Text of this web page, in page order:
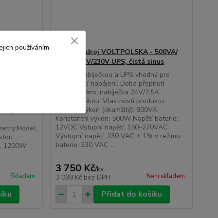
pro
1200W
Skladem
Záložní zdroj VOLTPOLSKA - 500VA/
800W, 12V/230V UPS, čistá sinus
Měnič s nabíječkou a UPS vhodný pro
zálohovací napájení. Doba přepnutí
ByPass 10ms, nabíječka 24V/7,5A
s automatikou. Vlastnosti produktu:
Celkový výkon (okamžitý): 800VA
Konstantní výkon: 500W Napětí baterie:
12VDC Vstupní napětí: 150–270VAC
Výstupní napětí: 230 VAC ± 1% v režimu
baterie; 230 VAC ...
3 750 Kč/ks
3 099 Kč bez DPH Není skladem
Přidat do košíku
používáním.